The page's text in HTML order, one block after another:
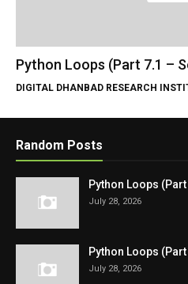
Python Loops (Part 7.1 –
DIGITAL DHANBAD RESEARCH
Random Posts
Python Loops
July 28, 2026
Python Loops
July 28, 2026